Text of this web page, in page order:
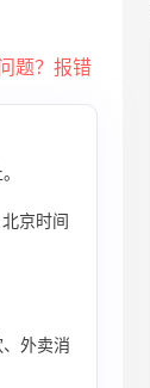
京时间
外卖消
上新热卖 关注
等
日常保健、